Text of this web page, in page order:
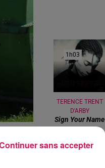
de la
et une
1h03
1h03
TERENCE TRENT
D'ARBY
Sign Your Name
sans accepter